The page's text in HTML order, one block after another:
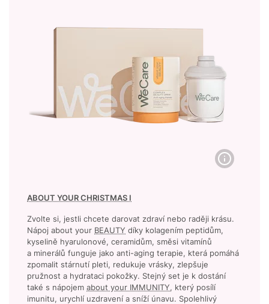
ABOUT YOUR CHRISTMAS I
Zvolte si, jestli chcete darovat zdraví nebo raději krásu.
Nápoj about your BEAUTY díky kolagením peptidům,
kyselině hyarulonové, ceramidům, směsi vitamínů
a minerálů funguje jako anti-aging terapie, která pomáhá
zpomalit stárnutí pleti, redukuje vrásky, zlepšuje
pružnost a hydrataci pokožky. Stejný set je k dostání
také s nápojem about your IMMUNITY, který posílí
imunitu, urychlí uzdravení a sníží únavu. Spolehlivý